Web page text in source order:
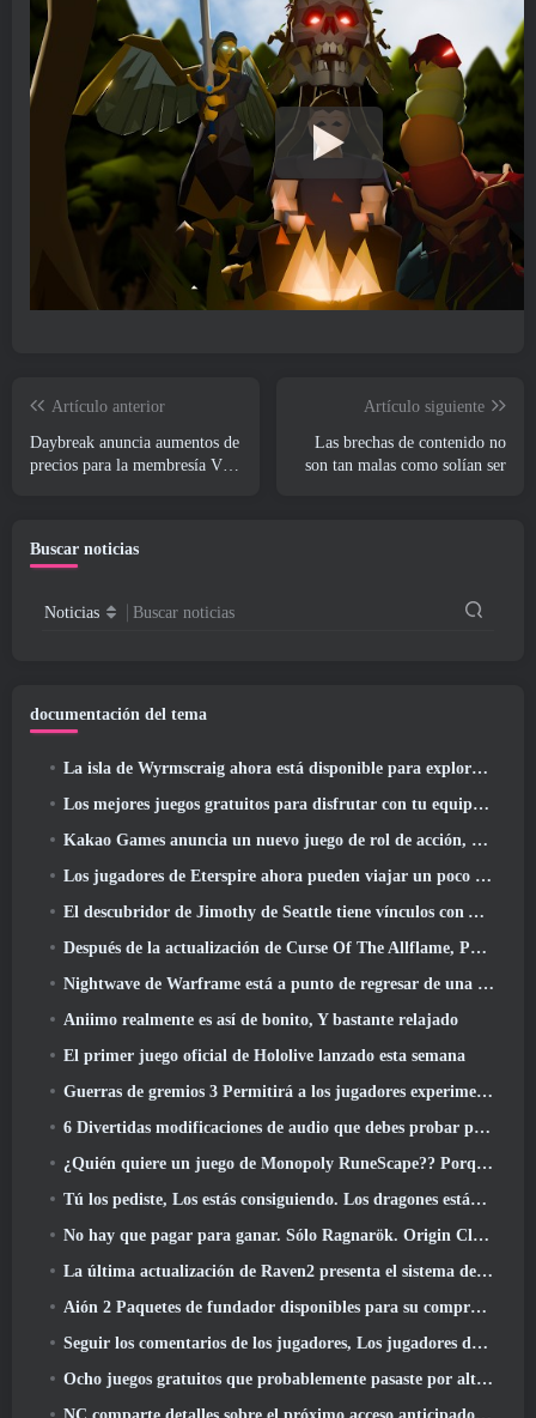
Artículo anterior
Daybreak anuncia aumentos de
precios para la membresía VIP
Artículo siguiente
Las brechas de contenido no
son tan malas como solían ser
Buscar noticias
Noticias Buscar noticias
documentación del tema
La isla de Wyrmscraig ahora está disponible para explorar en RuneScape de la vieja escuela
Los mejores juegos gratuitos para disfrutar con tu equipo (2026)
Kakao Games anuncia un nuevo juego de rol de acción, doncella guardiana
Los jugadores de Eterspire ahora pueden viajar un poco en el tiempo... como regalo
El descubridor de Jimothy de Seattle tiene vínculos con ArenaNet, Por supuesto que lo agregarán a Guild Wars 2
Después de la actualización de Curse Of The Allflame, Path Of Exile anuncia varios cambios según los comentarios
Nightwave de Warframe está a punto de regresar de una manera impactante
Aniimo realmente es así de bonito, Y bastante relajado
El primer juego oficial de Hololive lanzado esta semana
Guerras de gremios 3 Permitirá a los jugadores experimentar el mundo de Tyria antes de que los dragones ancianos despertaran
6 Divertidas modificaciones de audio que debes probar para Marvel Rivals
¿Quién quiere un juego de Monopoly RuneScape?? Porque uno está en camino
Tú los pediste, Los estás consiguiendo. Los dragones están llegando a Albion Online
No hay que pagar para ganar. Sólo Ragnarök. Origin Classic se lanza en julio 23
La última actualización de Raven2 presenta el sistema de despertar de habilidades, Brindar a los jugadores más formas de mejorar sus habilidades
Aión 2 Paquetes de fundador disponibles para su compra, Completo con cinco días de acceso anticipado
Seguir los comentarios de los jugadores, Los jugadores de League Of Legends Classic no tendrán que pagar por máscaras clásicas
Ocho juegos gratuitos que probablemente pasaste por alto y que forman parte del Train Fest de Steam